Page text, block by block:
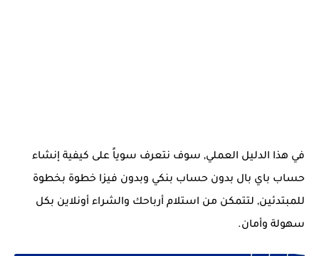
في هذا الدليل العملي, سوف نتعرف سوياً على كيفية إنشاء
حساب باي بال بدون حساب بنكي وبدون فيزا خطوة بخطوة
للمبتدئين, لتتمكن من استلام أرباحك والشراء أونلاين بكل
سهولة وأمان.